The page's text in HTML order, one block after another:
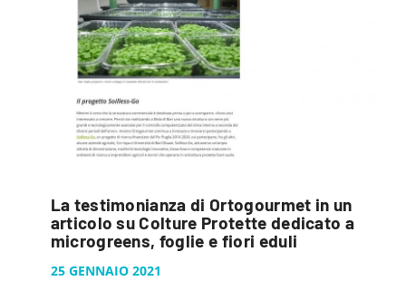
La testimonianza di Ortogourmet in un
articolo su Colture Protette dedicato a
microgreens, foglie e fiori eduli
25 GENNAIO 2021